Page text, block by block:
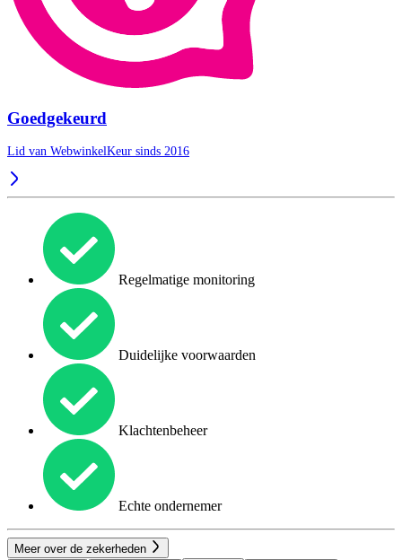
Goedgekeurd
Lid van WebwinkelKeur sinds 2016
Regelmatige monitoring
Duidelijke voorwaarden
Klachtenbeheer
Echte ondernemer
Meer over de zekerheden